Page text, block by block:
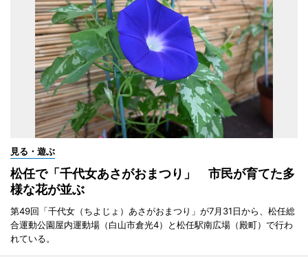
見る・遊ぶ
松任で「千代女あさがおまつり」 市民が育てた多
様な花が並ぶ
第49回「千代女（ちよじょ）あさがおまつり」が7月31日から、松任総
合運動公園屋内運動場（白山市倉光4）と松任駅南広場（殿町）で行わ
れている。